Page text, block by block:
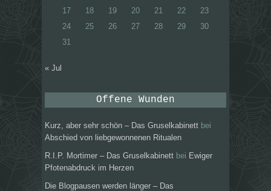
17
18 19 20 21 22
23
24
25 26 27 28 29
30
31
« Jul
Offene Wunden
Kurz, aber sehr schön – Das Gruselkabinett bei
Abschied von liebgewonnenen Ritualen
R.I.P. Mortimer – Das Gruselkabinett bei Ewiger
Pfotenabdruck im Herzen
Die Blogpausen werden länger – Das